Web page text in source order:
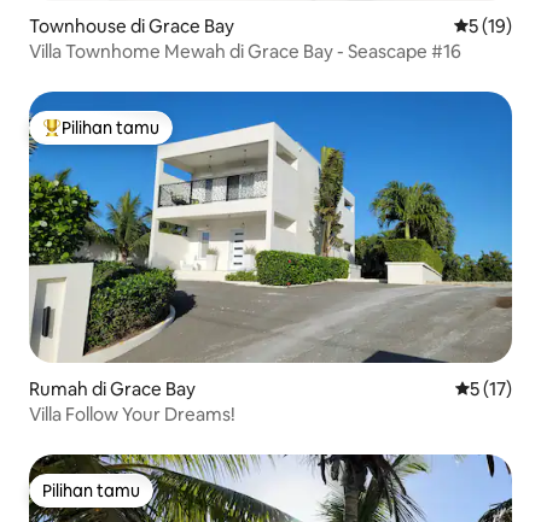
Townhouse di Grace Bay Nilai rata-
5 (19)
Villa Townhome Mewah di Grace Bay - Seascape #16
Pilihan tamu terpopuler
Pilihan tamu
Rumah di Grace Bay Nilai rata-
5 (17)
Villa Follow Your Dreams!
Pilihan tamu
Pilihan tamu